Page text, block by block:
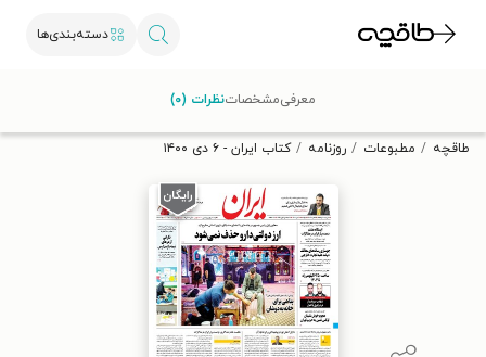
دسته‌بندی‌ها
تخفیف از طاقچه دریافت کن.
طاقچه مطبوعات روزنامه کتاب ایران - ۶ دی ۱۴۰۰
معرفیمشخصاتنظرات (۰)